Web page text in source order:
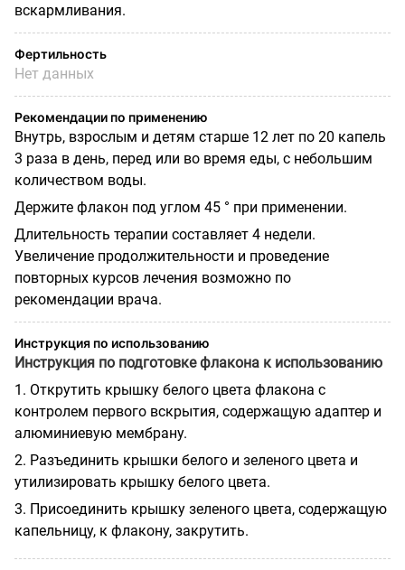
вскармливания.
Фертильность
Нет данных
Рекомендации по применению
Внутрь, взрослым и детям старше 12 лет по 20 капель
3 раза в день, перед или во время еды, с небольшим
количеством воды.
Держите флакон под углом 45 ° при применении.
Длительность терапии составляет 4 недели.
Увеличение продолжительности и проведение
повторных курсов лечения возможно по
рекомендации врача.
Инструкция по использованию
Инструкция по подготовке флакона к использованию
1. Открутить крышку белого цвета флакона с
контролем первого вскрытия, содержащую адаптер и
алюминиевую мембрану.
2. Разъединить крышки белого и зеленого цвета и
утилизировать крышку белого цвета.
3. Присоединить крышку зеленого цвета, содержащую
капельницу, к флакону, закрутить.